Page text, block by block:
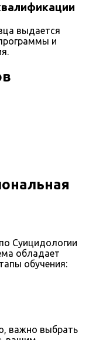
выдается
и
Суицидологии
обладает
обучения:
важно выбрать